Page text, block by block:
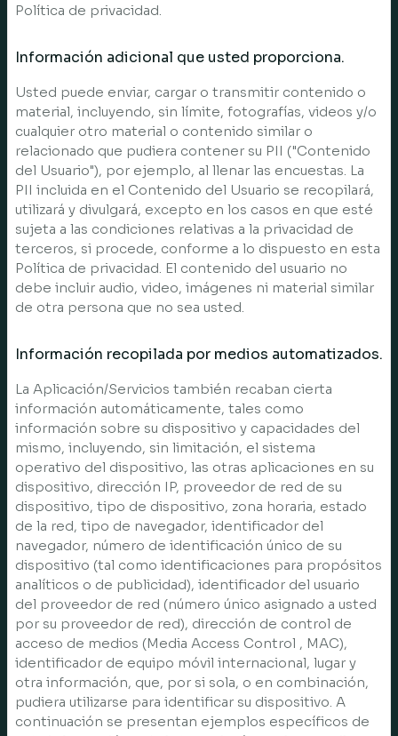
Política de privacidad.
Información adicional que usted proporciona.
Usted puede enviar, cargar o transmitir contenido o
material, incluyendo, sin límite, fotografías, videos y/o
cualquier otro material o contenido similar o
relacionado que pudiera contener su PII ("Contenido
del Usuario"), por ejemplo, al llenar las encuestas. La
PII incluida en el Contenido del Usuario se recopilará,
utilizará y divulgará, excepto en los casos en que esté
sujeta a las condiciones relativas a la privacidad de
terceros, si procede, conforme a lo dispuesto en esta
Política de privacidad. El contenido del usuario no
debe incluir audio, video, imágenes ni material similar
de otra persona que no sea usted.
Información recopilada por medios automatizados.
La Aplicación/Servicios también recaban cierta
información automáticamente, tales como
información sobre su dispositivo y capacidades del
mismo, incluyendo, sin limitación, el sistema
operativo del dispositivo, las otras aplicaciones en su
dispositivo, dirección IP, proveedor de red de su
dispositivo, tipo de dispositivo, zona horaria, estado
de la red, tipo de navegador, identificador del
navegador, número de identificación único de su
dispositivo (tal como identificaciones para propósitos
analíticos o de publicidad), identificador del usuario
del proveedor de red (número único asignado a usted
por su proveedor de red), dirección de control de
acceso de medios (Media Access Control , MAC),
identificador de equipo móvil internacional, lugar y
otra información, que, por si sola, o en combinación,
pudiera utilizarse para identificar su dispositivo. A
continuación se presentan ejemplos específicos de